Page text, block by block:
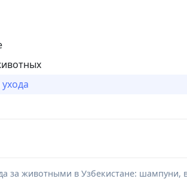
за животными в Узбекистане: шампуни,